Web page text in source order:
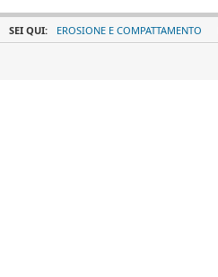
SEI QUI: EROSIONE E COMPATTAMENTO